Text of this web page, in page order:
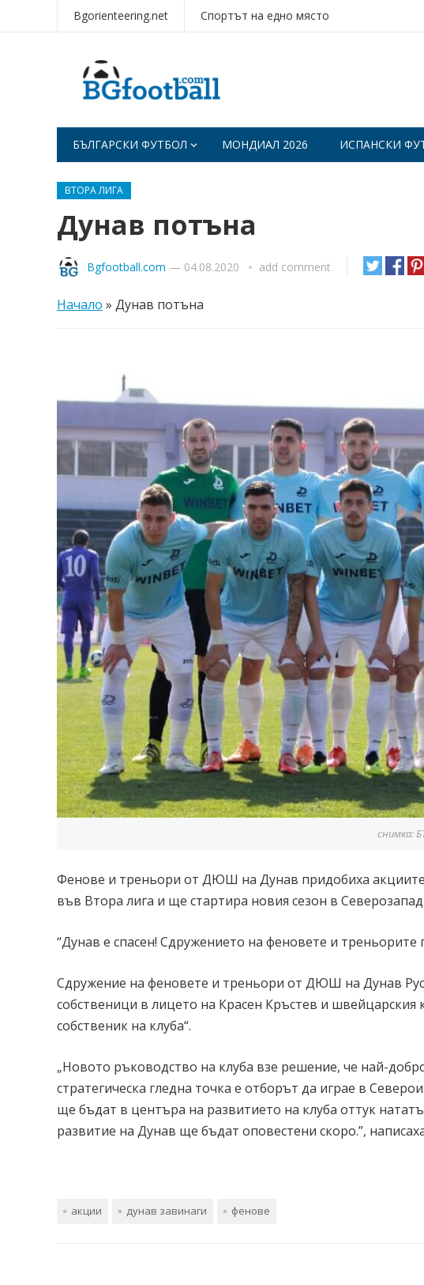
Bgorienteering.net Спортът на едно място
БЪЛГАРСКИ ФУТБОЛ МОНДИАЛ 2026 ИСПАНСКИ
ВТОРА ЛИГА
Дунав потъна
Bgfootball.com — 04.08.2020 add comment
Начало » Дунав потъна
снимка:
Фенове и треньори от ДЮШ на Дунав придобиха акциите
във Втора лига и ще стартира новия сезон в
“Дунав е спасен! Сдружението на феновете и треньорите
Сдружение на феновете и треньори от ДЮШ на Дунав
собственици в лицето на Красен Кръстев и
собственик на клуба“.
„Новото ръководство на клуба взе решение, че най-
стратегическа гледна точка е отборът да играе в
ще бъдат в центъра на развитието на клуба оттук
развитие на Дунав ще бъдат оповестени скоро.”,
акции дунав завинаги фенове